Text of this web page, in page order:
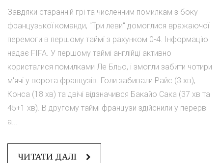
Завдяки старанній грі та численним помилкам з боку
французької команди, "Три леви" домоглися вражаючої
перемоги в першому таймі з рахунком 0-4. Інформацію
надає FIFA. У першому таймі англійці активно
користалися помилками Ле Бльо, і змогли забити чотири
м'ячі у ворота французів. Голи забивали Райс (3 хв),
Конса (18 хв) та двічі відзначився Бакайо Сака (37 хв та
45+1 хв). В другому таймі французи здійснили у перерві
а...
ЧИТАТИ ДАЛІ